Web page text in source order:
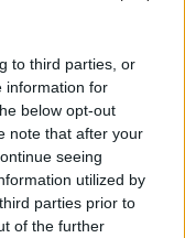
to third parties, or
information for
below opt-out
note that after your
seeing
utilized by
parties prior to
of the further